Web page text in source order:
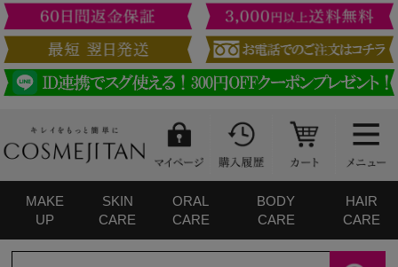
MAKE
UP
SKIN
CARE
ORAL
CARE
BODY
CARE
HAIR
CARE